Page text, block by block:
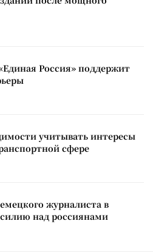
Россия» поддержит
учитывать интересы
сфере
журналиста в
над россиянами